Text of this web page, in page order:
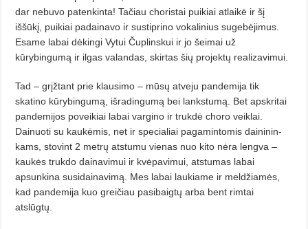
dar nebuvo patenkinta! Tačiau choristai puikiai atlaikė ir šį
iššūkį, puikiai padainavo ir sustiprino vokalinius sugebėjimus.
Esame labai dėkingi Vytui Čuplins­kui ir jo šeimai už
kūrybingumą ir ilgas valandas, skirtas šių projektų realizavimui.
Tad – grįžtant prie klausimo – mūsų atveju pan­­demija tik
skatino kūrybingumą, išradingumą bei lanks­tumą. Bet apskritai
pandemijos poveikiai labai vargino ir trukdė cho­ro veiklai.
Dainuoti su kaukėmis, net ir specialiai pagamintomis daininin­
kams, stovint 2 metrų atstumu vienas nuo kito nėra lengva –
kaukės trukdo dainavimui ir kvėpavimui, atstumas labai
apsunkina susidainavimą. Mes labai laukiame ir meldžiamės,
kad pan­demija kuo greičiau pasibaigtų arba bent rimtai
atslūgtų.